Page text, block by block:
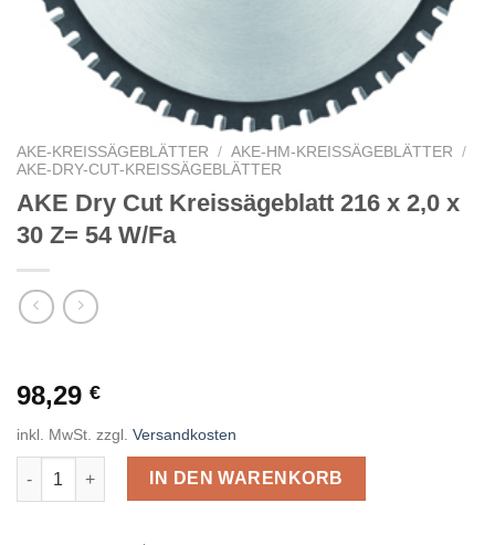
AKE-KREISSÄGEBLÄTTER / AKE-HM-KREISSÄGEBLÄTTER
/
AKE-DRY-CUT-KREISSÄGEBLÄTTER
AKE Dry Cut Kreissägeblatt 216 x 2,0 x
30 Z= 54 W/Fa
98,29 €
inkl. MwSt. zzgl. Versandkosten
AKE Dry Cut Kreissägeblatt 216 x 2,0 x 30 Z= 54 W/Fa Menge
IN DEN WARENKORB